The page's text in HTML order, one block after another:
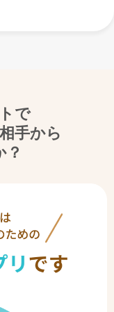
で
手から
？